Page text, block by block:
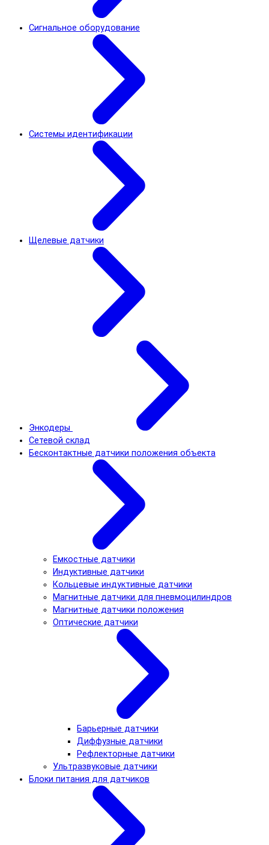
Сигнальное оборудование
Системы идентификации
Щелевые датчики
Энкодеры
Сетевой склад
Бесконтактные датчики положения объекта
Емкостные датчики
Индуктивные датчики
Кольцевые индуктивные датчики
Магнитные датчики для пневмоцилиндров
Магнитные датчики положения
Оптические датчики
Барьерные датчики
Диффузные датчики
Рефлекторные датчики
Ультразвуковые датчики
Блоки питания для датчиков